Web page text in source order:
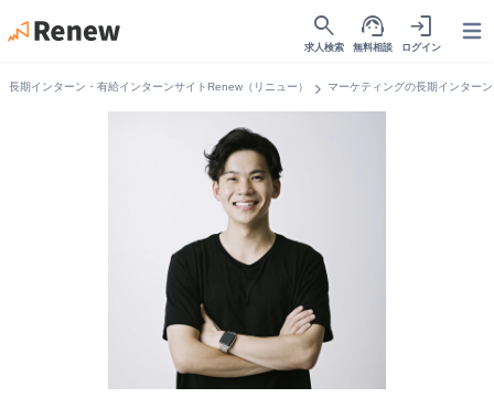
search
求人検索
support_agent
無料相談
login
ログイン
長期インターン・有給インターンサイトRenew（リニュー） chevron_right マーケティングの長期インター